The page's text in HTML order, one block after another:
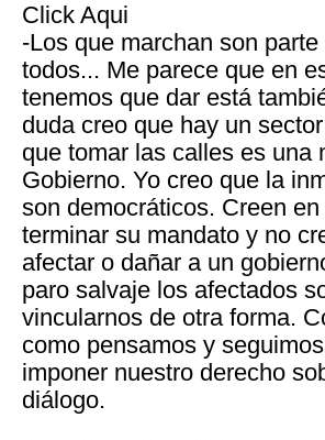
Click Aqui
-Los que marchan son
todos... Me parece que en
tenemos que dar está
duda creo que hay un
que tomar las calles es una
Gobierno. Yo creo que la
son democráticos. Creen
terminar su mandato y no
afectar o dañar a un
paro salvaje los afectados
vincularnos de otra forma.
como pensamos y
imponer nuestro derecho
diálogo.